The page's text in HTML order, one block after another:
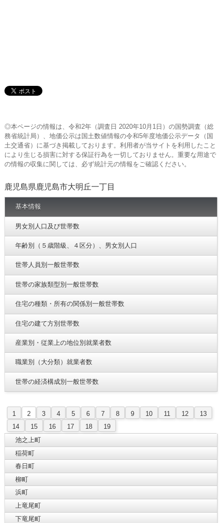
◎本ページの情報は、令和2年（調査日 2020年10月1日）の国勢調査（総
務省統計局）、地価公示は国土数値情報の令和5年度地価公示データ（国
土交通省）に基づき掲載しております。利用者が当サイトを利用したこと
により生じる損害に対する保証行為を一切しておりません。重要な用途で
の情報の収集に関しては、必ず統計元の情報をご確認ください。
鹿児島県鹿児島市大明丘一丁目
基本情報
男女別人口及び世帯数
年齢別（５歳階級、４区分）、男女別人口
世帯人員別一般世帯数
世帯の家族類型別一般世帯数
住宅の種類・所有の関係別一般世帯数
住宅の建て方別世帯数
産業別・従業上の地位別就業者数
職業別（大分類）就業者数
世帯の経済構成別一般世帯数
1 2 3 4 5 6 7 8 9 10 11 12
13
14
15 16 17 18
19
池之上町
稲荷町
春日町
柳町
浜町
上竜尾町
下竜尾町